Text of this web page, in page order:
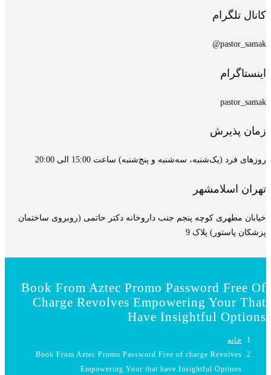
کانال تلگرام
pastor_samak@
اینستاگرام
pastor_samak
زمان پذیرش
روزهای فرد (یک‌شنبه، سه‌شنبه و پنج‌شنبه) ساعت 15:00 الی 20:00
تهران اسلامشهر
خیابان مطهری کوچه پنجم جنب داروخانه دکتر حاتمی (روبروی ساختمان
پزشکان پاستور) پلاک 9
Book From Aztec Promo Password Free Of
Charge Revolves Empowering Your That
Have Insightful Options
خانه
Book From Aztec Promo Password Free of charge Revolves
Empowering Your that have Insightful Options